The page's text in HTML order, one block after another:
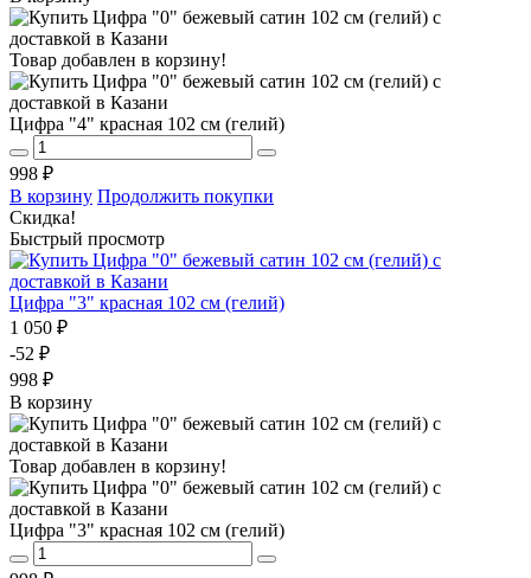
Товар добавлен в корзину!
Цифра "4" красная 102 см (гелий)
998 ₽
В корзину Продолжить покупки
Скидка!
Быстрый просмотр
Цифра "3" красная 102 см (гелий)
1 050 ₽
-52 ₽
998 ₽
В корзину
Товар добавлен в корзину!
Цифра "3" красная 102 см (гелий)